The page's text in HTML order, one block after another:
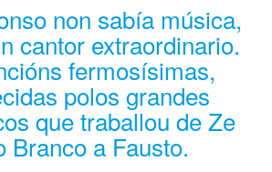
non sabía música,
cantor extraordinario.
fermosísimas,
polos grandes
que traballou de Ze
Branco a Fausto.